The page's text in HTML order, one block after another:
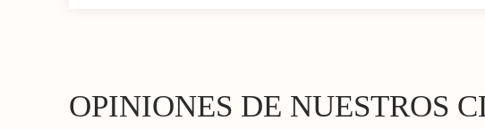
OPINIONES DE NUESTROS